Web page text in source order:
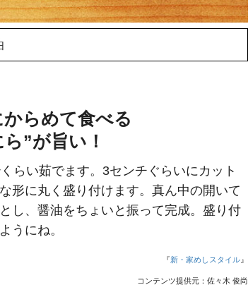
らめて食べる
ら”が旨い！
らい茹でます。3センチぐらいにカット
形に丸く盛り付けます。真ん中の開いて
し、醤油をちょいと振って完成。盛り付
うにね。
『新・家めしスタイル 』
コンテンツ提供元：佐々木 俊尚